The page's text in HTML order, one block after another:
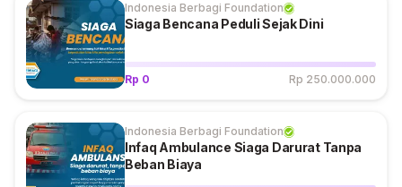
Indonesia Berbagi Foundation
Siaga Bencana Peduli Sejak Dini
Rp 0 Rp 250.000.000
Indonesia Berbagi Foundation
Infaq Ambulance Siaga Darurat Tanpa
Beban Biaya